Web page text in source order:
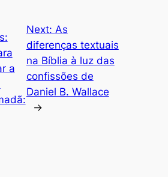
a
Next: As
diferenças textuais
na Bíblia à luz das
confissões de
Daniel B. Wallace
→